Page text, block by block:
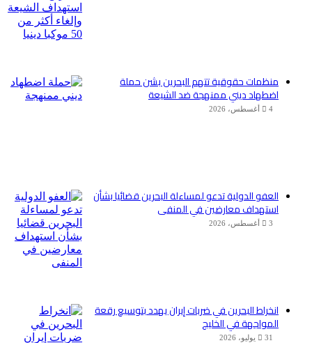
منظمات حقوقية تتهم البحرين بشن حملة
اضطهاد ديني ممنهجة ضد الشيعة
4 أغسطس، 2026
العفو الدولية تدعو لمساءلة البحرين قضائيا بشأن
استهداف معارضين في المنفى
3 أغسطس، 2026
انخراط البحرين في ضربات إيران يهدد بتوسيع رقعة
المواجهة في الخليج
31 يوليو، 2026